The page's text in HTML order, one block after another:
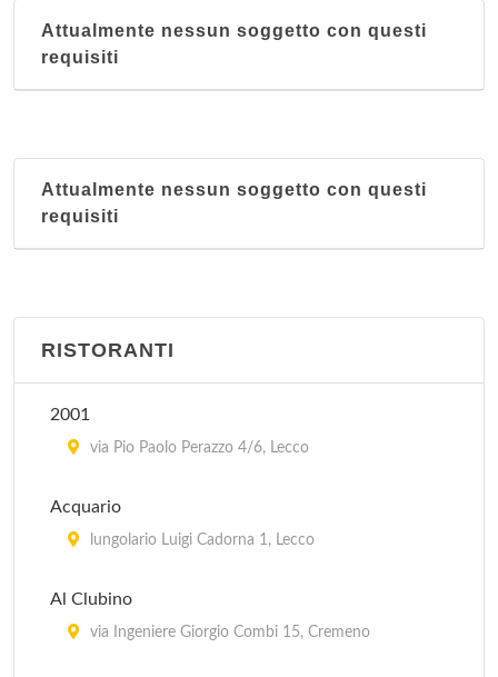
Attualmente nessun soggetto con questi
requisiti
Attualmente nessun soggetto con questi
requisiti
RISTORANTI
2001
via Pio Paolo Perazzo 4/6, Lecco
Acquario
lungolario Luigi Cadorna 1, Lecco
Al Clubino
via Ingeniere Giorgio Combi 15, Cremeno